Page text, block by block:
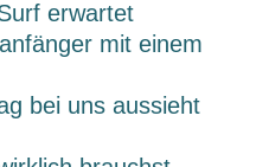
erwartet
mit einem
bei uns aussieht